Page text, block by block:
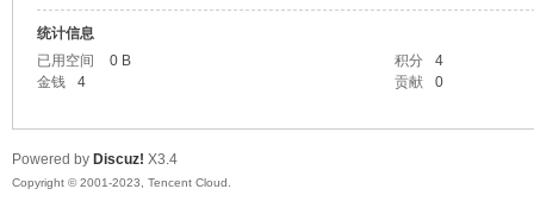
统计信息
已用空间
0 B 积分
4
金钱
4 贡献 0
Powered by Discuz! X3.4
Copyright © 2001-2023, Tencent Cloud.